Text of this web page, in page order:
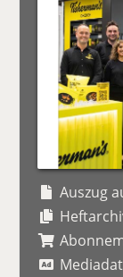
Auszug